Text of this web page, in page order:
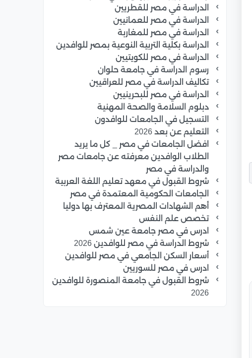
الدراسة في مصر للقطريين
الدراسة في مصر للعمانيين
الدراسة في مصر للمغاربة
الدراسة بكلية التربية النوعية بمصر للوافدين
الدراسة في مصر للكويتيين
رسوم الدراسة في جامعة حلوان
تكاليف الدراسة في مصر للعراقيين
الدراسة في مصر للبحرينيين
دبلوم السلامة والصحة المهنية
التسجيل في الجامعات للوافدون
التعليم عن بعد 2026
افضل الجامعات في مصر _ كل ما يريد
الطلاب الوافدين معرفته عن جامعات مصر
والدراسة في مصر
شروط القبول في معهد تعليم اللغة العربية
الجامعات الحكومية المعتمدة في مصر
أهم الشهادات المصرية المعترف بها دوليا
تخصص علم النفس
ادرس في مصر جامعة عين شمس
شروط الدراسة في مصر للوافدين 2026
أسعار السكن الجامعي في مصر للوافدين
ادرس في مصر للسوريين
شروط القبول في جامعة المنصورة للوافدين
2026